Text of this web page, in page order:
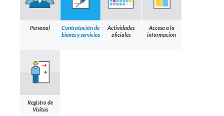
Personal
Contratación de
bienes y servicios
Actividades
oficiales
Acceso a la
información
Registro de
Visitas